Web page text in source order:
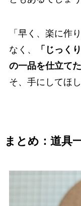
「早く、楽に作
なく、
「じっく
の一品を仕立てた
そ、手にしてほ
まとめ：道具